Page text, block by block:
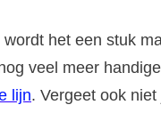
het een stuk
veel meer
lijn. Vergeet ook